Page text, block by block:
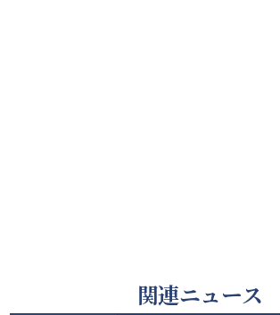
関連ニュース